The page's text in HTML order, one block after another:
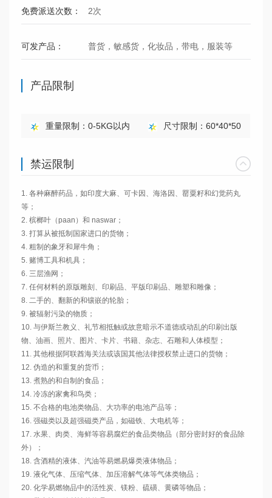
免费派送次数： 2次
可发产品： 普货，敏感货，化妆品，带电，服装等
产品限制
重量限制：0-5KG以内 尺寸限制：60*40*50
禁运限制
1. 各种麻醉药品，如印度大麻、可卡因、海洛因、罂粟籽和幻觉药丸
等；
2. 槟榔叶（paan）和 naswar；
3. 打算从被抵制国家进口的货物；
4. 粗制的象牙和犀牛角；
5. 赌博工具和机具；
6. 三层渔网；
7. 任何材料的原版雕刻、印刷品、平版印刷品、雕塑和雕像；
8. 二手的、翻新的和镶嵌的轮胎；
9. 被辐射污染的物质；
10. 与伊斯兰教义、礼节相抵触或故意暗示不道德或动乱的印刷出版
物、油画、照片、图片、卡片、书籍、杂志、石雕和人体模型；
11. 其他根据阿联酋海关法或该国其他法律授权禁止进口的货物；
12. 伪造的和重复的货币；
13. 煮熟的和自制的食品；
14. 冷冻的家禽和鸟类；
15. 不合格的电池类物品、大功率的电池产品等；
16. 强磁类以及超强磁类产品，如磁铁、大电机等；
17. 水果、肉类、海鲜等容易腐烂的食品类物品（部分密封好的食品除
外）；
18. 含酒精的液体、汽油等易燃易爆类液体物品；
19. 液化气体、压缩气体、加压溶解气体等气体类物品；
20. 化学易燃物品中的活性炭、镁粉、硫磺、黄磷等物品；